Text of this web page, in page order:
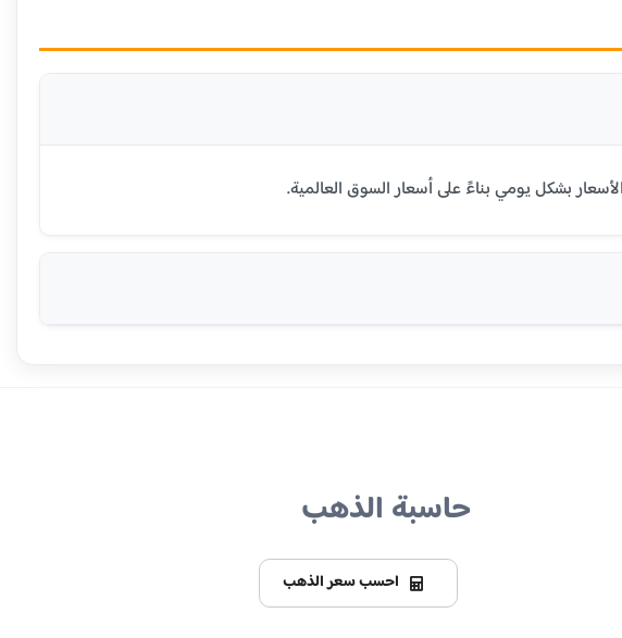
حاسبة الذهب
احسب سعر الذهب